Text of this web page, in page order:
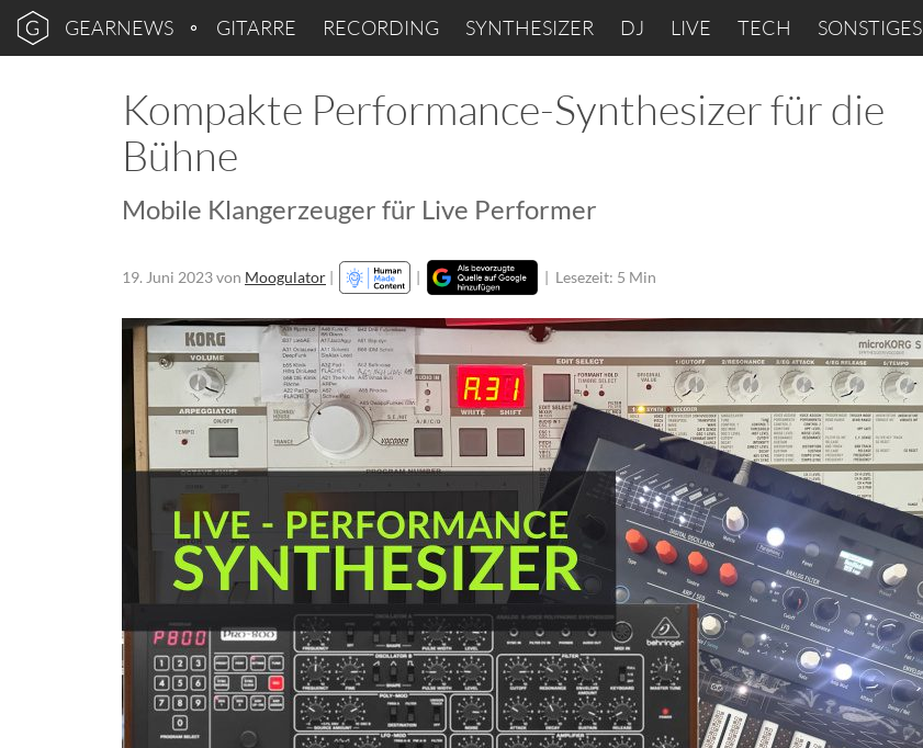
GEARNEWS GITARRE RECORDING SYNTHESIZER DJ LIVE TECH SONSTIGES
Kompakte Performance-Synthesizer für die
Bühne
Mobile Klangerzeuger für Live Performer
19. Juni 2023von Moogulator | | | Lesezeit: 5 Min